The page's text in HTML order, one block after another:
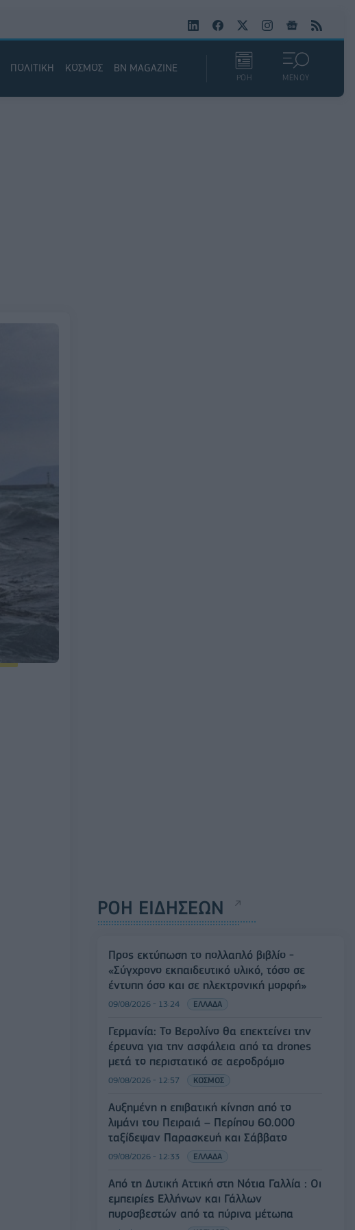
ΠΟΛΙΤΙΚΗ ΚΟΣΜΟΣ BN MAGAZINE
ΡΟΗ ΜΕΝΟΥ
ΡΟΗ ΕΙΔΗΣΕΩΝ
Προς εκτύπωση το πολλαπλό βιβλίο -
«Σύγχρονο εκπαιδευτικό υλικό, τόσο σε
έντυπη όσο και σε ηλεκτρονική μορφή»
09/08/2026 - 13:24 ΕΛΛΑΔΑ
Γερμανία: Το Βερολίνο θα επεκτείνει την
έρευνα για την ασφάλεια από τα drones
μετά το περιστατικό σε αεροδρόμιο
09/08/2026 - 12:57 ΚΟΣΜΟΣ
Αυξημένη η επιβατική κίνηση από το
λιμάνι του Πειραιά – Περίπου 60.000
ταξίδεψαν Παρασκευή και Σάββατο
09/08/2026 - 12:33 ΕΛΛΑΔΑ
Από τη Δυτική Αττική στη Νότια Γαλλία : Οι
εμπειρίες Ελλήνων και Γάλλων
πυροσβεστών από τα πύρινα μέτωπα